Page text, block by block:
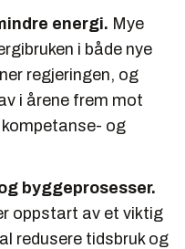
energi. Mye
i både nye
regjeringen, og
i årene frem mot
og
byggeprosesser.
oppstart av et viktig
redusere tidsbruk og